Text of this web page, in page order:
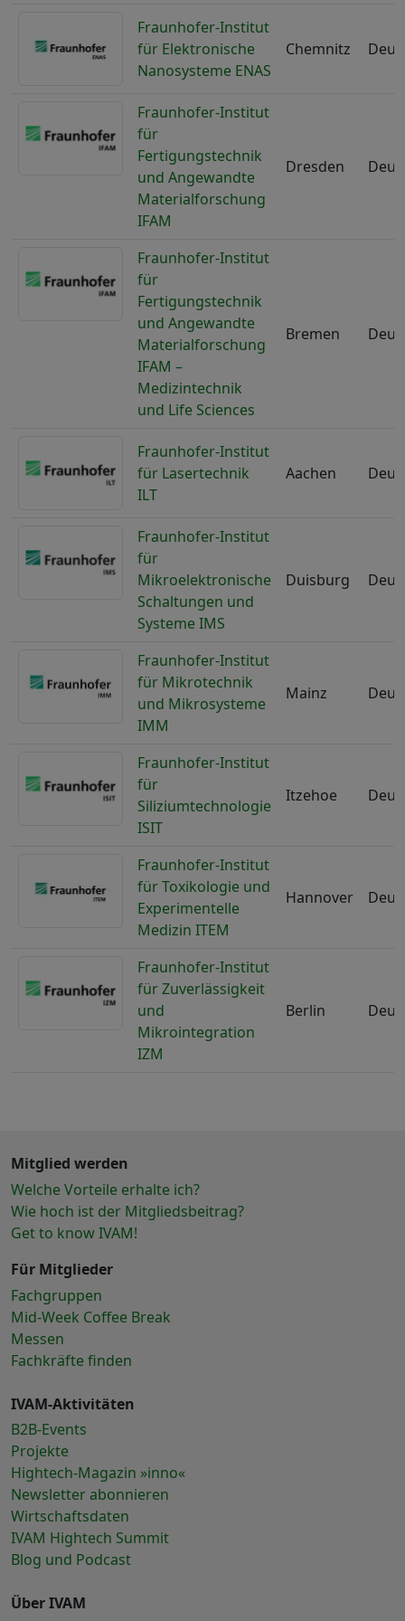
Fraunhofer-Institut
für Elektronische
Nanosysteme ENAS
Chemnitz
Fraunhofer-Institut
für
Fertigungstechnik
und Angewandte
Materialforschung
IFAM
Dresden
Fraunhofer-Institut
für
Fertigungstechnik
und Angewandte
Materialforschung
IFAM –
Medizintechnik
und Life Sciences
Bremen
Fraunhofer-Institut
für Lasertechnik
ILT
Aachen
Fraunhofer-Institut
für
Mikroelektronische
Schaltungen und
Systeme IMS
Duisburg
Fraunhofer-Institut
für Mikrotechnik
und Mikrosysteme
IMM
Mainz
Fraunhofer-Institut
für
Siliziumtechnologie
ISIT
Itzehoe
Fraunhofer-Institut
für Toxikologie und
Experimentelle
Medizin ITEM
Hannover
Fraunhofer-Institut
für Zuverlässigkeit
und
Mikrointegration
IZM
Berlin
Mitglied werden
Welche Vorteile erhalte ich?
Wie hoch ist der Mitgliedsbeitrag?
Get to know IVAM!
Für Mitglieder
Fachgruppen
Mid-Week Coffee Break
Messen
Fachkräfte finden
IVAM-Aktivitäten
B2B-Events
Projekte
Hightech-Magazin »inno«
Newsletter abonnieren
Wirtschaftsdaten
IVAM Hightech Summit
Blog und Podcast
Über IVAM